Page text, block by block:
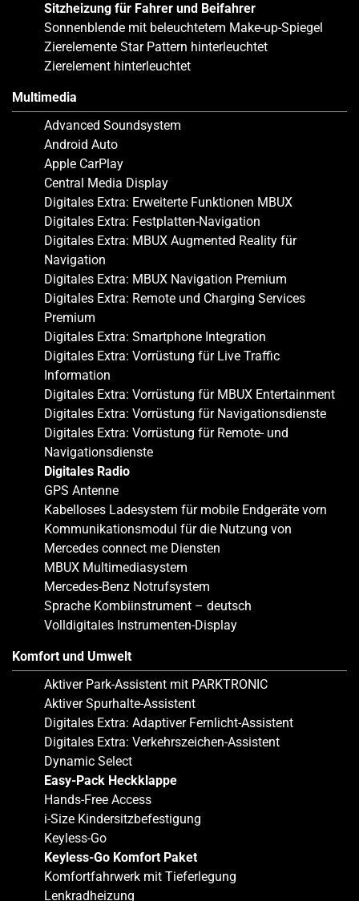
Sitzheizung für Fahrer und Beifahrer
Sonnenblende mit beleuchtetem Make-up-Spiegel
Zierelemente Star Pattern hinterleuchtet
Zierelement hinterleuchtet
Multimedia
Advanced Soundsystem
Android Auto
Apple CarPlay
Central Media Display
Digitales Extra: Erweiterte Funktionen MBUX
Digitales Extra: Festplatten-Navigation
Digitales Extra: MBUX Augmented Reality für
Navigation
Digitales Extra: MBUX Navigation Premium
Digitales Extra: Remote und Charging Services
Premium
Digitales Extra: Smartphone Integration
Digitales Extra: Vorrüstung für Live Traffic
Information
Digitales Extra: Vorrüstung für MBUX Entertainment
Digitales Extra: Vorrüstung für Navigationsdienste
Digitales Extra: Vorrüstung für Remote- und
Navigationsdienste
Digitales Radio
GPS Antenne
Kabelloses Ladesystem für mobile Endgeräte vorn
Kommunikationsmodul für die Nutzung von
Mercedes connect me Diensten
MBUX Multimediasystem
Mercedes-Benz Notrufsystem
Sprache Kombiinstrument – deutsch
Volldigitales Instrumenten-Display
Komfort und Umwelt
Aktiver Park-Assistent mit PARKTRONIC
Aktiver Spurhalte-Assistent
Digitales Extra: Adaptiver Fernlicht-Assistent
Digitales Extra: Verkehrszeichen-Assistent
Dynamic Select
Easy-Pack Heckklappe
Hands-Free Access
i-Size Kindersitzbefestigung
Keyless-Go
Keyless-Go Komfort Paket
Komfortfahrwerk mit Tieferlegung
Lenkradheizung